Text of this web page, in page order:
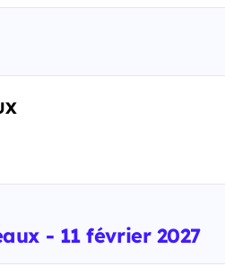
- 11 février 2027